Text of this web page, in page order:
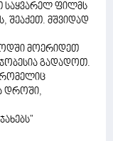
საყვარელ ფილმს
შეაქეთ. მშვიდად
მოერიდეთ
გადადოთ.
რომელიც
დროში,